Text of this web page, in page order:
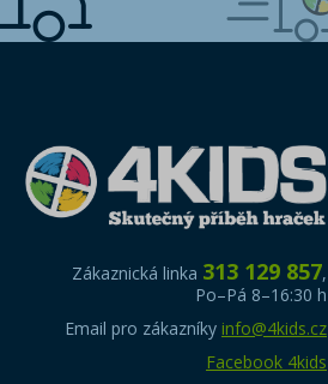
Zákaznická linka 313 129 857,
Po–Pá 8–16:30 h
Email pro zákazníky info@4kids.cz
Facebook 4kids